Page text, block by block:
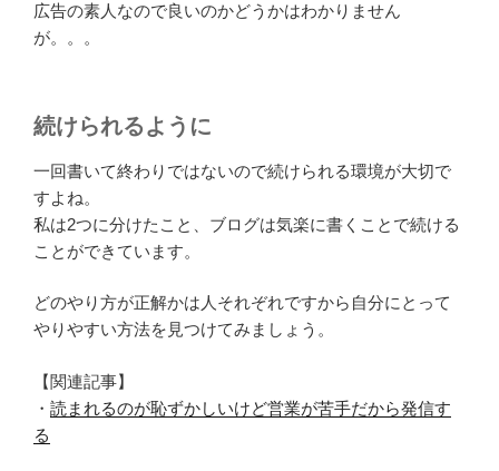
広告の素人なので良いのかどうかはわかりません
が。。。
続けられるように
一回書いて終わりではないので続けられる環境が大切で
すよね。
私は2つに分けたこと、ブログは気楽に書くことで続ける
ことができています。
どのやり方が正解かは人それぞれですから自分にとって
やりやすい方法を見つけてみましょう。
【関連記事】
・ 読まれるのが恥ずかしいけど営業が苦手だから発信す
る